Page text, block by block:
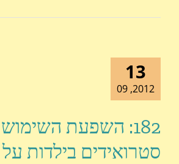
13
2012, 09
182: השפעת
סטרואידים בילדות